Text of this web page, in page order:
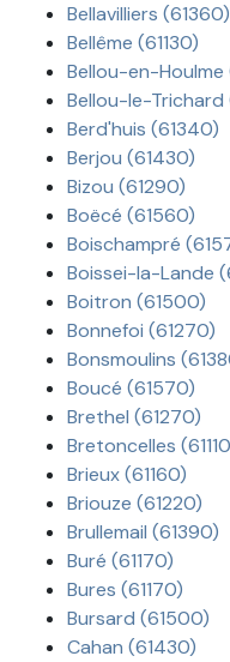
Bellavilliers (61360)
Bellême (61130)
Bellou-en-Houlme
Bellou-le-Trichard
Berd'huis (61340)
Berjou (61430)
Bizou (61290)
Boëcé (61560)
Boischampré
Boissei-la-Lande
Boitron (61500)
Bonnefoi (61270)
Bonsmoulins
Boucé (61570)
Brethel (61270)
Bretoncelles
Brieux (61160)
Briouze (61220)
Brullemail (61390)
Buré (61170)
Bures (61170)
Bursard (61500)
Cahan (61430)